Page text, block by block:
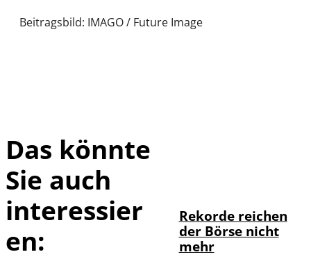
Beitragsbild: IMAGO / Future Image
Das könnte
Sie auch
interessier
en:
Rekorde reichen
der Börse nicht
mehr